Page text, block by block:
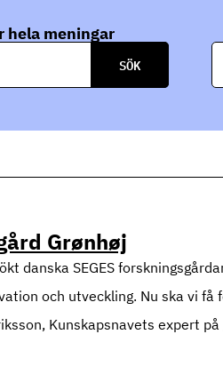
hela meningar
Grønhøj
danska SEGES
och utveckling. Nu ska vi
Kunskapsnavets expert